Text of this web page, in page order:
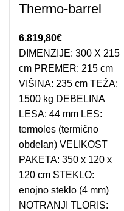
Thermo-barrel
6.819,80€
DIMENZIJE: 300 X 215
cm PREMER: 215 cm
VIŠINA: 235 cm TEŽA:
1500 kg DEBELINA
LESA: 44 mm LES:
termoles (termično
obdelan) VELIKOST
PAKETA: 350 x 120 x
120 cm STEKLO:
enojno steklo (4 mm)
NOTRANJI TLORIS: